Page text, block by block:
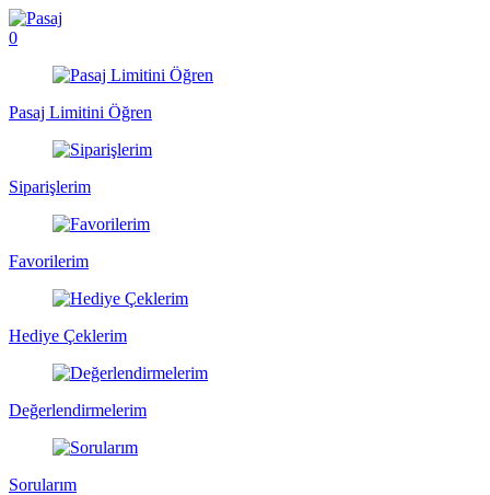
0
Pasaj Limitini Öğren
Siparişlerim
Favorilerim
Hediye Çeklerim
Değerlendirmelerim
Sorularım